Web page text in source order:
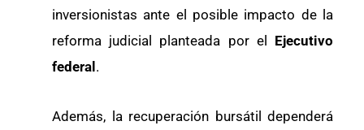
inversionistas ante el posible impacto de la
reforma judicial planteada por el Ejecutivo
federal.
Además, la recuperación bursátil dependerá